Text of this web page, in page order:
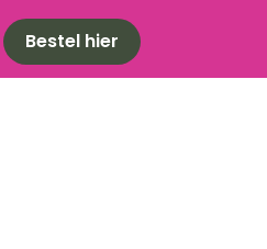
Bestel hier